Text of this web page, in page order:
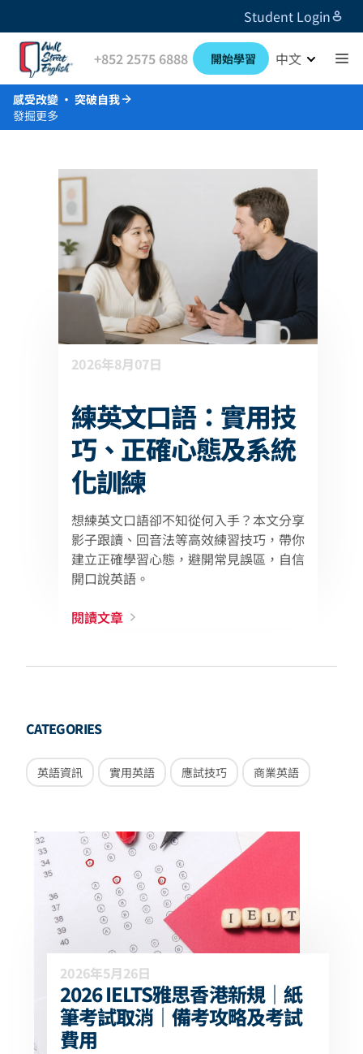
Student Login
+852 2575 6888 開始學習 中文
感受改變 · 突破自我
發掘更多
2026年8月07日
練英文口語：實用技
巧、正確心態及系統
化訓練
想練英文口語卻不知從何入手？本文分享
影子跟讀、回音法等高效練習技巧，帶你
建立正確學習心態，避開常見誤區，自信
開口說英語。
閱讀文章
CATEGORIES
英語資訊 實用英語 應試技巧 商業英語
2026年5月26日
2026 IELTS雅思香港新規｜紙
筆考試取消｜備考攻略及考試
費用